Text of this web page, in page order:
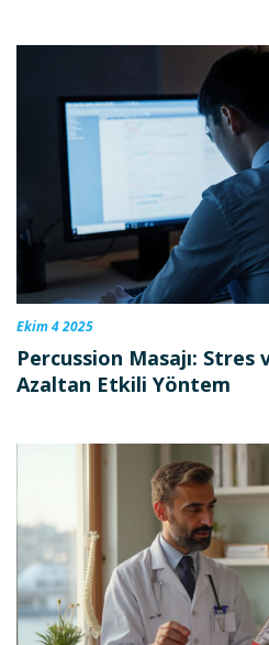
Ekim 4 2025
Percussion Masajı: Stres
Azaltan Etkili Yöntem